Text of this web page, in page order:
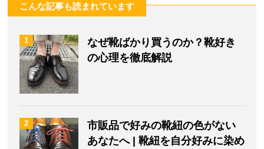
こんな記事も読まれています
1
なぜ靴ばかり買うのか？靴好き
の心理を徹底解説
2
市販品で好みの靴紐の色がない
あなたへ | 靴紐を自分好みに染め